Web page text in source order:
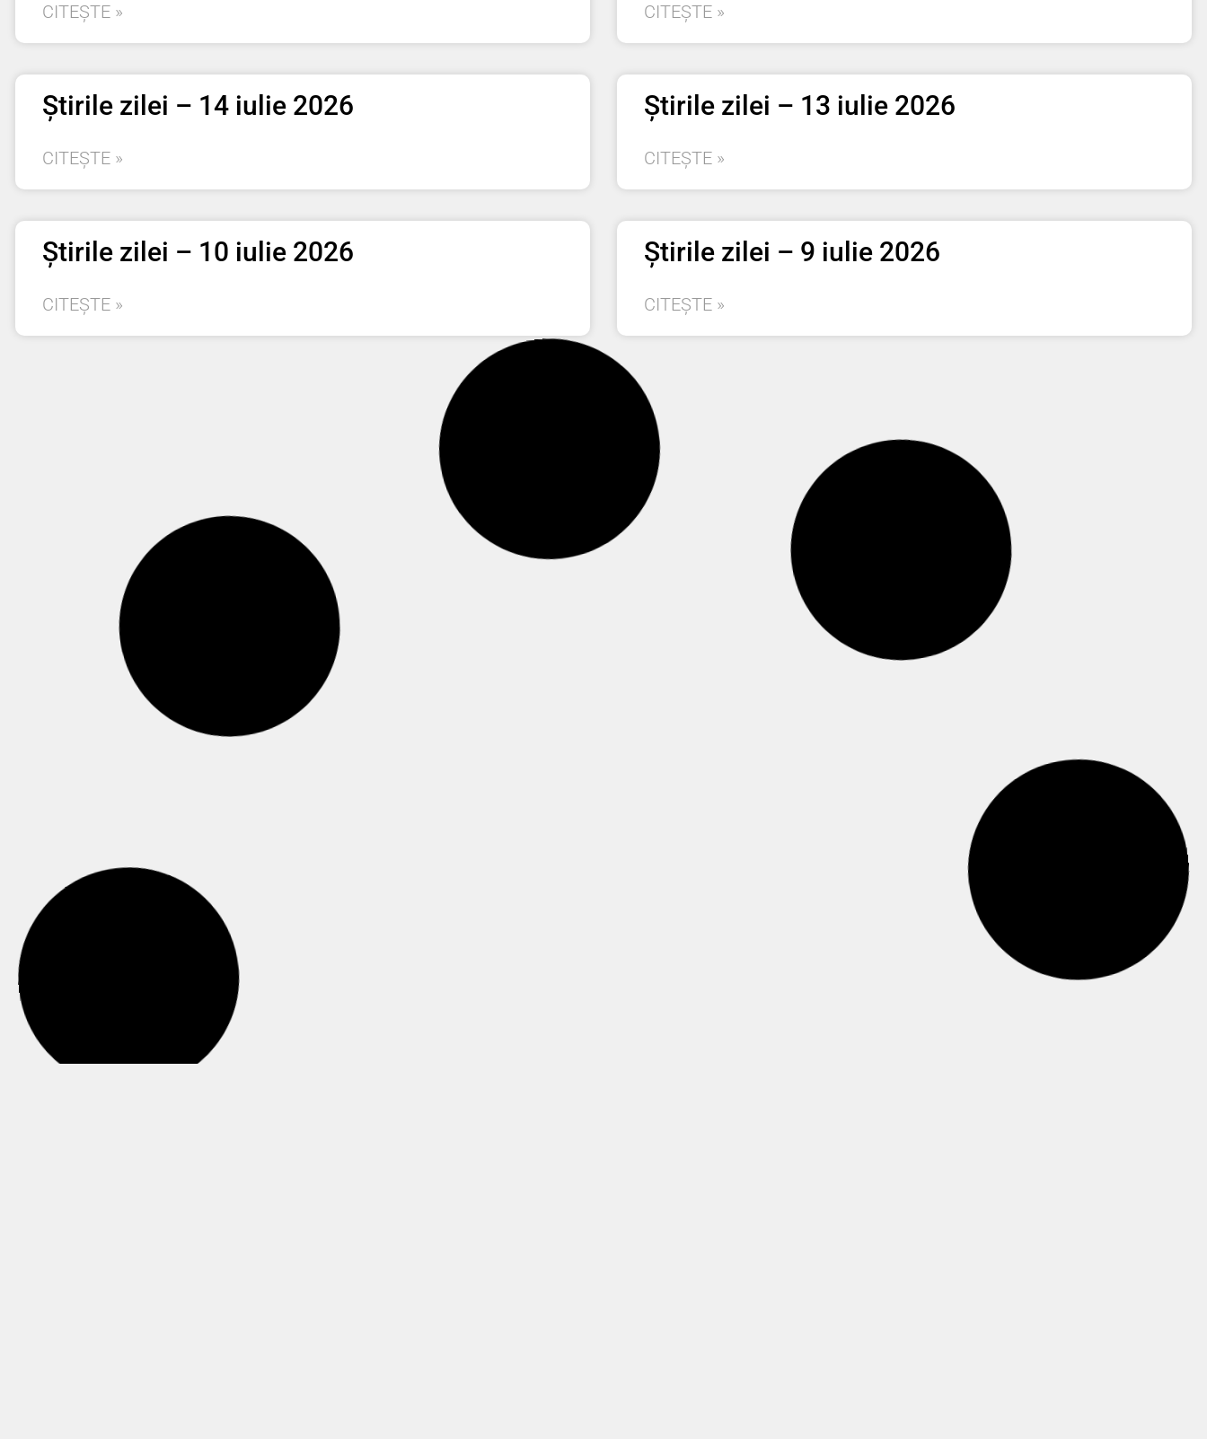
CITEȘTE » CITEȘTE »
Știrile zilei – 14 iulie 2026
CITEȘTE »
Știrile zilei – 13 iulie 2026
CITEȘTE »
Știrile zilei – 10 iulie 2026
CITEȘTE »
Știrile zilei – 9 iulie 2026
CITEȘTE »
Știrile zilei – 7 iulie 2026
CITEȘTE »
Știrile zilei – 6 iulie 2026
CITEȘTE »
Știrile zilei – 2 iulie 2026
Știrile zilei – 1 iulie 2026
CITEȘTE »
Știrile zilei – 23 iunie 2026